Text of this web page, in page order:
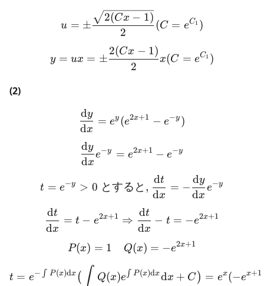
u =
u = ±
2
2(Cx − 1)
(C = eC1 )
y = ux = \pm\frac{2(Cx
y = ux = ±
2
2(Cx − 1)
x(C = eC1 )
(2)
dx
dy
= ey (e2x+1 − e−y )
dx
dy
e−y = e2x+1 − e−y
t = e^{-y} > 0 \text{
t = e−y > 0 とすると ,
dx
dt
= −
dx
dy
e−y
dx
dt
= t − e2x+1 ⇒
dx
dt
− t = −e2x+1
P(x) = 1 \quad Q(x) = -
P(x) = 1 Q(x) = −e2x+1
t = e^{-\int
t = e− ∫ P(x)dx ( ∫ Q(x)e ∫ P(x)dxdx + C ) = ex(−ex+1